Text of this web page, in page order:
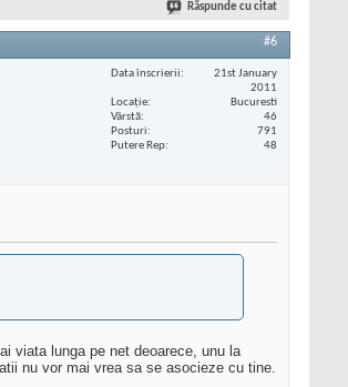
Răspunde cu citat
#6
Data înscrierii
21st January
2011
Locaţie
Bucuresti
Vârstă
46
Posturi
791
Putere Rep
48
viata lunga pe net deoarece, unu la
nu vor mai vrea sa se asocieze cu tine.